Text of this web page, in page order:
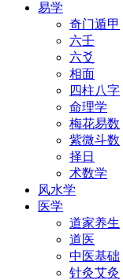
易学
奇门遁甲
六壬
六爻
相面
四柱八字
命理学
梅花易数
紫微斗数
择日
术数学
风水学
医学
道家养生
道医
中医基础
针灸艾灸